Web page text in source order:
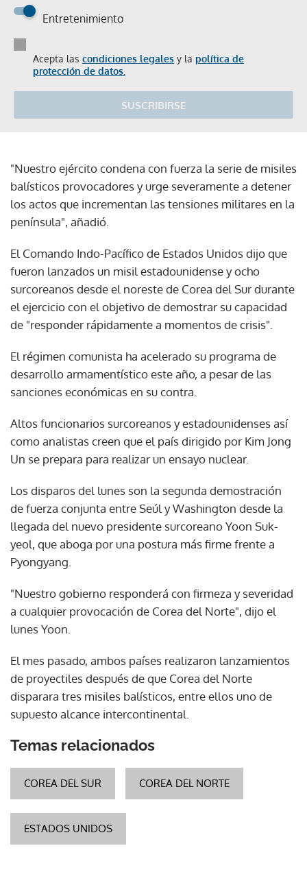
Entretenimiento
Acepta las condiciones legales y la política de
protección de datos.
SUSCRIBIRSE
"Nuestro ejército condena con fuerza la serie de misiles
balísticos provocadores y urge severamente a detener
los actos que incrementan las tensiones militares en la
península", añadió.
El Comando Indo-Pacífico de Estados Unidos dijo que
fueron lanzados un misil estadounidense y ocho
surcoreanos desde el noreste de Corea del Sur durante
el ejercicio con el objetivo de demostrar su capacidad
de "responder rápidamente a momentos de crisis".
El régimen comunista ha acelerado su programa de
desarrollo armamentístico este año, a pesar de las
sanciones económicas en su contra.
Altos funcionarios surcoreanos y estadounidenses así
como analistas creen que el país dirigido por Kim Jong
Un se prepara para realizar un ensayo nuclear.
Los disparos del lunes son la segunda demostración
de fuerza conjunta entre Seúl y Washington desde la
llegada del nuevo presidente surcoreano Yoon Suk-
yeol, que aboga por una postura más firme frente a
Pyongyang.
"Nuestro gobierno responderá con firmeza y severidad
a cualquier provocación de Corea del Norte", dijo el
lunes Yoon.
El mes pasado, ambos países realizaron lanzamientos
de proyectiles después de que Corea del Norte
disparara tres misiles balísticos, entre ellos uno de
supuesto alcance intercontinental.
Temas relacionados
COREA DEL SUR COREA DEL NORTE
ESTADOS UNIDOS